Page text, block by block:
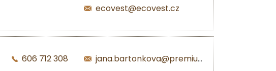
ecovest@ecovest.cz
606 712 308 jana.bartonkova@premiumpellets.cz